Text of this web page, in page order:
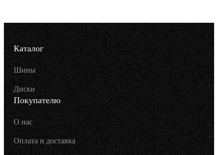
Каталог
Шины
Диски
Покупателю
О нас
Оплата и доставка